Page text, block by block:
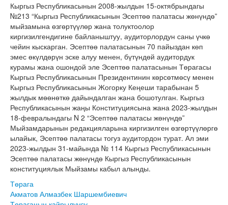
Кыргыз Республикасынын 2008-жылдын 15-октябрындагы
№213 “Кыргыз Республикасынын Эсептөө палатасы жөнүндө”
мыйзамына өзгөртүүлөр жана толуктоолор
киргизилгендигине байланыштуу, аудиторлордун саны үчкө
чейин кыскарган. Эсептөө палатасынын 70 пайыздан көп
эмес өкүлдөрүн эске алуу менен, бүтүндөй аудитордук
курамы жана ошондой эле Эсептөө палатасынын Төрагасы
Кыргыз Республикасынын Президентинин көрсөтмөсү менен
Кыргыз Республикасынын Жогорку Кеңеши тарабынан 5
жылдык мөөнөткө дайындалган жана бошотулган. Кыргыз
Республикасынын жаңы Конституциясына жана 2023-жылдын
18-февралындагы N 2 “Эсептөө палатасы жөнүндө”
Мыйзамдарынын редакцияларына киргизилген өзгөртүүлөргө
ылайык, Эсептөө палатасы тогуз аудитордон турат. Ал эми
2023-жылдын 31-майында № 114 Кыргыз Республикасынын
Эсептөө палатасы жөнүндө Кыргыз Республикасынын
конституциялык Мыйзамы кабыл алынды.
Төрага
Акматов Алмазбек Шаршембиевич